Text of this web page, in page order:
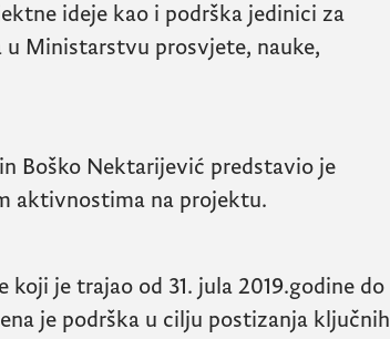
ideje kao i podrška jedinici za
Ministarstvu prosvjete, nauke,
Boško Nektarijević predstavio je
aktivnostima na projektu.
je trajao od 31. jula 2019.godine do
je podrška u cilju postizanja ključnih